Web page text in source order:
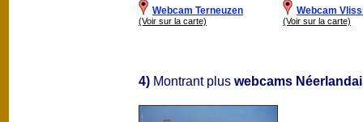
Webcam Terneuzen
(Voir sur la carte)
Webcam
(Voir sur la carte)
4) Montrant plus webcams